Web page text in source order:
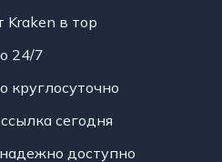
Kraken в тор
24/7
круглосуточно
сегодня
доступно